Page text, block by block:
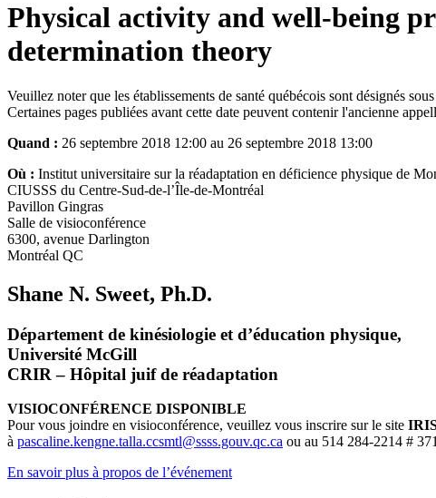
Physical activity and well-being
determination theory
Veuillez noter que les établissements de santé québécois sont désignés
Certaines pages publiées avant cette date peuvent contenir l'ancienne
Quand : 26 septembre 2018 12:00 au 26 septembre 2018 13:00
Où : Institut universitaire sur la réadaptation en déficience physique de
CIUSSS du Centre-Sud-de-l’Île-de-Montréal
Pavillon Gingras
Salle de visioconférence
6300, avenue Darlington
Montréal QC
Shane N. Sweet, Ph.D.
Département de kinésiologie et d’éducation physique,
Université McGill
CRIR – Hôpital juif de réadaptation
VISIOCONFÉRENCE DISPONIBLE
Pour vous joindre en visioconférence, veuillez vous inscrire sur le site
à pascaline.kengne.talla.ccsmtl@ssss.gouv.qc.ca ou au 514 284-2214 #
En savoir plus à propos de l’événement